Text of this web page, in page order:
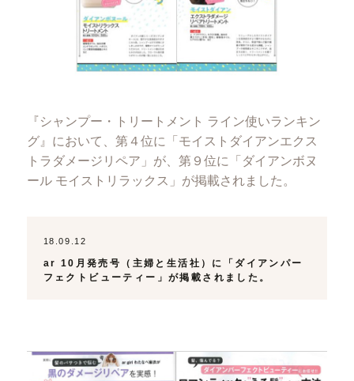
『シャンプー・トリートメント ライン使いランキン
グ』において、第４位に「モイストダイアンエクス
トラダメージリペア」が、第９位に「ダイアンボヌ
ール モイストリラックス」が掲載されました。
18.09.12
ar 10月発売号（主婦と生活社）に「ダイアンパー
フェクトビューティー」が掲載されました。